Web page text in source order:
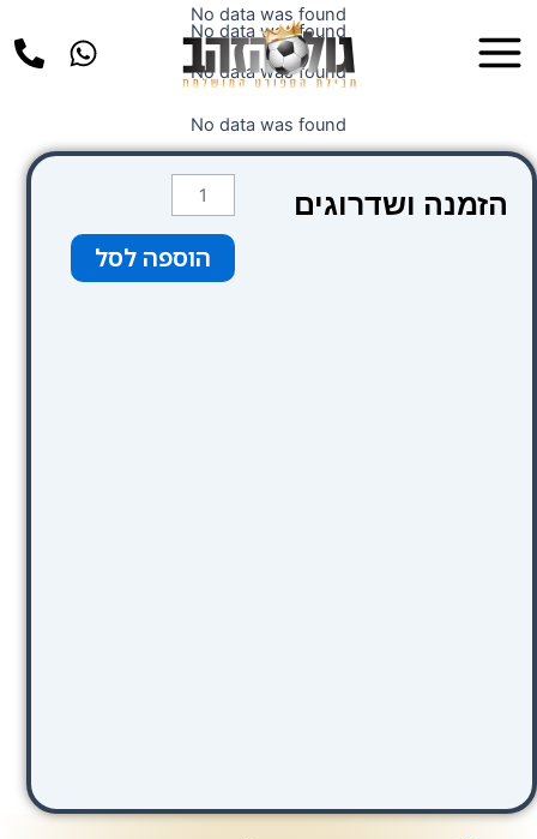
לתוכן
Menu
No data was found
No data was found
No data was found
No data was found
הזמנה ושדרוגים
כמות
של
כבודה
20
הוספה לסל